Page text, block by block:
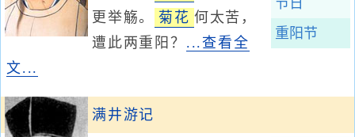
节日
重阳节
更举觞。 菊花 何太苦，
遭此两重阳？ ...查看全
文...
满井游记